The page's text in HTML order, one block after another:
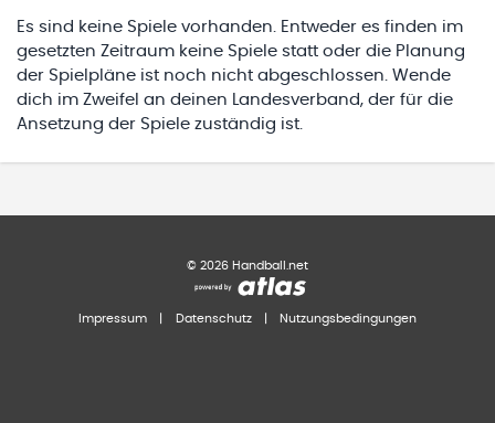
Es sind keine Spiele vorhanden. Entweder es finden im
gesetzten Zeitraum keine Spiele statt oder die Planung
der Spielpläne ist noch nicht abgeschlossen. Wende
dich im Zweifel an deinen Landesverband, der für die
Ansetzung der Spiele zuständig ist.
© 2026 Handball.net
Impressum Datenschutz Nutzungsbedingungen